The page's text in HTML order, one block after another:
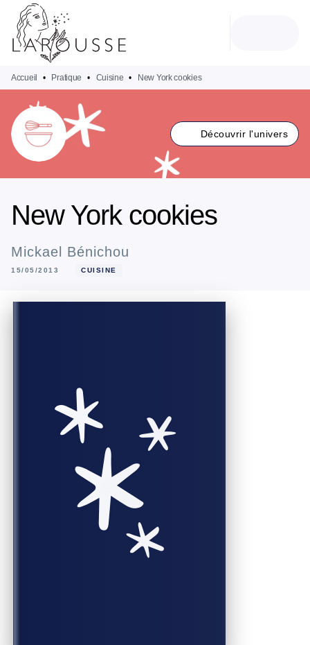
MENU
PIED DE PAGE
Accueil • Pratique • Cuisine • New York cookies
Découvrir l'univers
New York cookies
Mickael Bénichou
15/05/2013 CUISINE